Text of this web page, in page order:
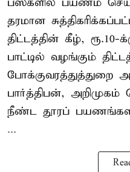
தரமான
திட்டத்தின் கீழ், ரூ.10-
பாட்டில் வழங்கும்
போக்குவரத்துத்துறை
பார்த்திபன், அறிமுகம்
நீண்ட தூரப்
...